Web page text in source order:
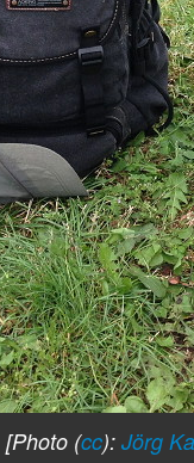
[Photo (cc): Jörg